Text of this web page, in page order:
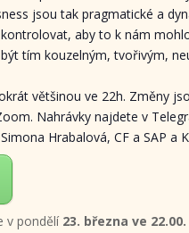
jsou tak pragmatické a
aby to k nám
tím kouzelným, tvořivým,
většinou ve 22h. Změny
Nahrávky najdete v
Hrabalová, CF a SAP a
v pondělí 23. března ve 22.00.